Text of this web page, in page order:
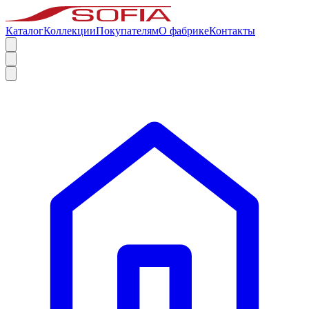
КаталогКоллекцииПокупателямО фабрикеКонтакты